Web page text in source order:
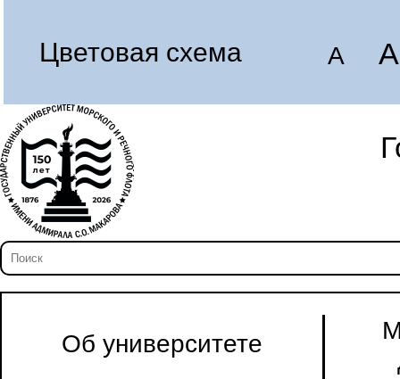
Цветовая схема A A
Об университете